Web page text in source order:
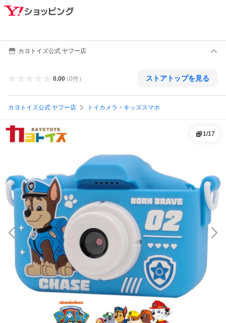
カヨトイズ公式 ヤフー店
0.00（0件） ストアトップを見る
カヨトイズ公式 ヤフー店 トイカメラ・キッズスマホ
1/17